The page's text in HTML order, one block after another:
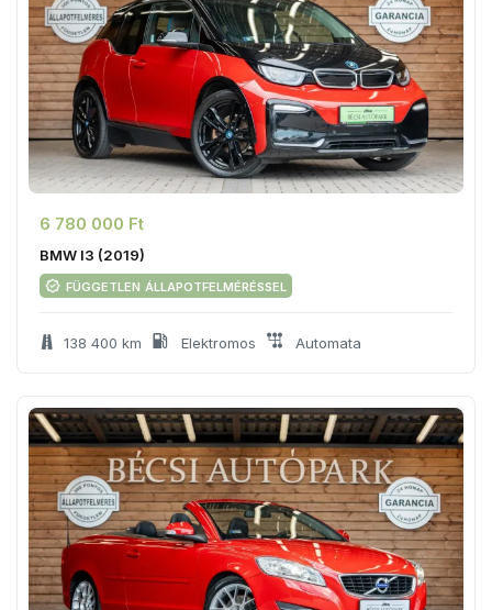
6 780 000 Ft
BMW I3 (2019)
független állapotfelméréssel
138 400 km Elektromos Automata